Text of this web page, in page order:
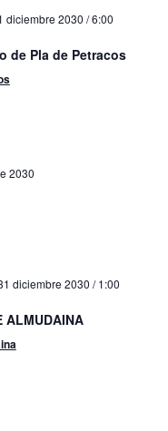
diciembre 2030 / 6:00
de Pla de Petracos
2030
diciembre 2030 / 1:00
ALMUDAINA